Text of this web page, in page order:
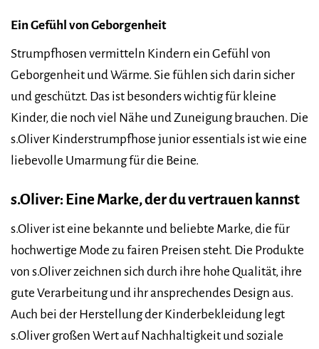
Ein Gefühl von Geborgenheit
Strumpfhosen vermitteln Kindern ein Gefühl von
Geborgenheit und Wärme. Sie fühlen sich darin sicher
und geschützt. Das ist besonders wichtig für kleine
Kinder, die noch viel Nähe und Zuneigung brauchen. Die
s.Oliver Kinderstrumpfhose junior essentials ist wie eine
liebevolle Umarmung für die Beine.
s.Oliver: Eine Marke, der du vertrauen kannst
s.Oliver ist eine bekannte und beliebte Marke, die für
hochwertige Mode zu fairen Preisen steht. Die Produkte
von s.Oliver zeichnen sich durch ihre hohe Qualität, ihre
gute Verarbeitung und ihr ansprechendes Design aus.
Auch bei der Herstellung der Kinderbekleidung legt
s.Oliver großen Wert auf Nachhaltigkeit und soziale